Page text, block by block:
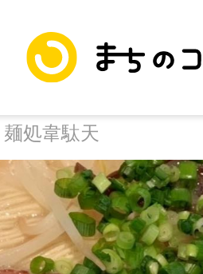
麺処韋駄天
トップ